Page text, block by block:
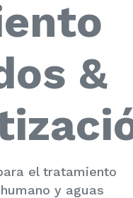
&
el tratamiento
y aguas